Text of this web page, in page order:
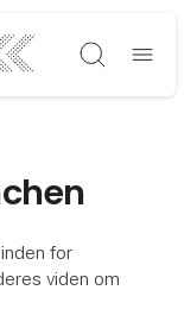
Søg
for
viden om